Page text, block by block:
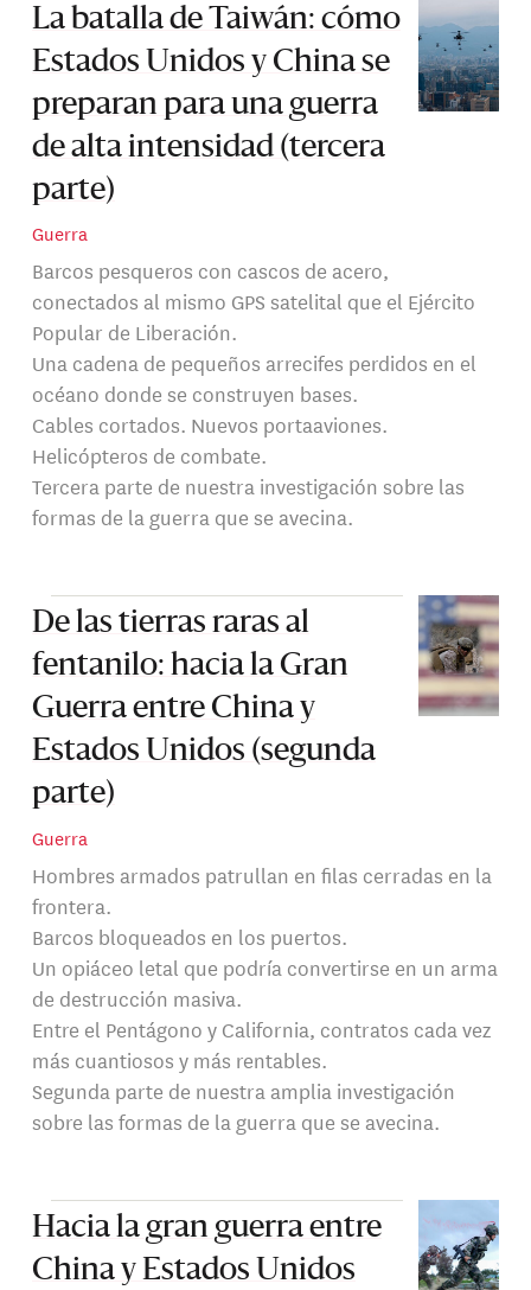
La batalla de Taiwán: cómo
Estados Unidos y China se
preparan para una guerra
de alta intensidad (tercera
parte)
Guerra
Barcos pesqueros con cascos de acero,
conectados al mismo GPS satelital que el Ejército
Popular de Liberación.
Una cadena de pequeños arrecifes perdidos en el
océano donde se construyen bases.
Cables cortados. Nuevos portaaviones.
Helicópteros de combate.
Tercera parte de nuestra investigación sobre las
formas de la guerra que se avecina.
De las tierras raras al
fentanilo: hacia la Gran
Guerra entre China y
Estados Unidos (segunda
parte)
Guerra
Hombres armados patrullan en filas cerradas en la
frontera.
Barcos bloqueados en los puertos.
Un opiáceo letal que podría convertirse en un arma
de destrucción masiva.
Entre el Pentágono y California, contratos cada vez
más cuantiosos y más rentables.
Segunda parte de nuestra amplia investigación
sobre las formas de la guerra que se avecina.
Hacia la gran guerra entre
China y Estados Unidos